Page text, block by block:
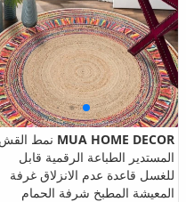
MUA HOME DECOR نمط القش
المستدير الطباعة الرقمية قابل
للغسل قاعدة عدم الانزلاق غرفة
المعيشة المطبخ شرفة الحمام